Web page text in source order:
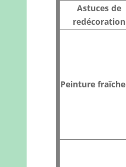
Astuces de
redécoration
Peinture fraîche